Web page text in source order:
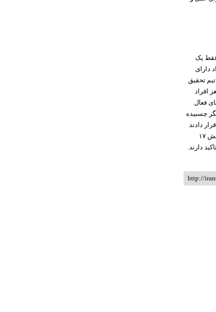
فقط یک
دارای
تحقیق
افراد
فعال
چسبیده
۲۲ سال را مورد مطالعه قرار دادند
موجب افزایش ۱۷
دارند.
http://